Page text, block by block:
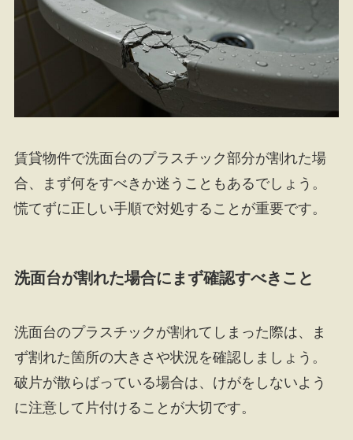
賃貸物件で洗面台のプラスチック部分が割れた場
合、まず何をすべきか迷うこともあるでしょう。
慌てずに正しい手順で対処することが重要です。
洗面台が割れた場合にまず確認すべきこと
洗面台のプラスチックが割れてしまった際は、ま
ず割れた箇所の大きさや状況を確認しましょう。
破片が散らばっている場合は、けがをしないよう
に注意して片付けることが大切です。